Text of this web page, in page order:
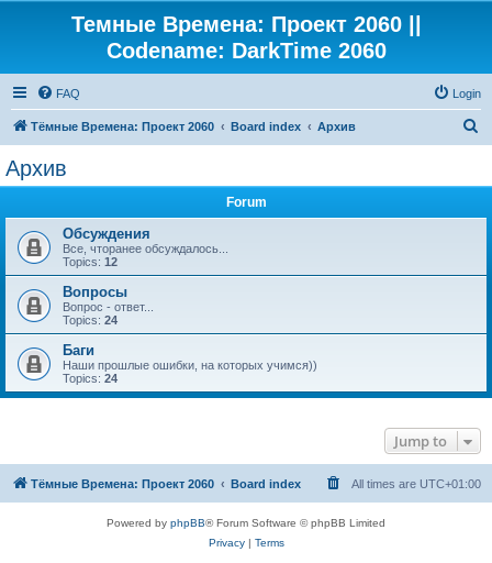
Темные Времена: Проект 2060 ||
Codename: DarkTime 2060
FAQ Login
Тёмные Времена: Проект 2060 Board index Архив
Архив
Forum
Обсуждения
Все, чторанее обсуждалось...
Topics: 12
Вопросы
Вопрос - ответ...
Topics: 24
Баги
Наши прошлые ошибки, на которых учимся))
Topics: 24
Jump to
Тёмные Времена: Проект 2060 Board index All times are UTC+01:00
Powered by phpBB® Forum Software © phpBB Limited
Privacy| Terms